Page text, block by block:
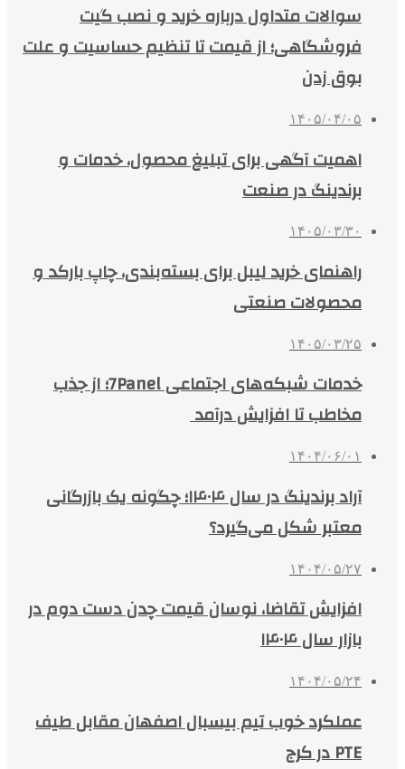
سوالات متداول درباره خرید و نصب گیت
فروشگاهی؛ از قیمت تا تنظیم حساسیت و علت
بوق زدن
۱۴۰۵/۰۴/۰۵
اهمیت آگهی برای تبلیغ محصول، خدمات و
برندینگ در صنعت
۱۴۰۵/۰۳/۳۰
راهنمای خرید لیبل برای بسته‌بندی، چاپ بارکد و
محصولات صنعتی
۱۴۰۵/۰۳/۲۵
خدمات شبکه‌های اجتماعی 7Panel؛ از جذب
مخاطب تا افزایش درآمد
۱۴۰۴/۰۶/۰۱
آراد برندینگ در سال ۱۴۰۴؛ چگونه یک بازرگانی
معتبر شکل می‌گیرد؟
۱۴۰۴/۰۵/۲۷
افزایش تقاضا، نوسان قیمت چدن دست دوم در
بازار سال ۱۴۰۴
۱۴۰۴/۰۵/۲۴
عملکرد خوب تیم بیسبال اصفهان مقابل طیف
PTE در کرج